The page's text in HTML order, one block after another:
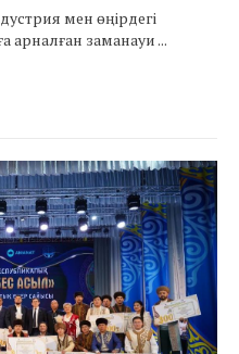
мен өңірдегі
арналған заманауи ...